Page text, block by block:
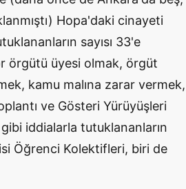
Hopa'daki cinayeti
sayısı 33'e
örgütü üyesi olmak, örgüt
kamu malına zarar vermek,
ve Gösteri Yürüyüşleri
gibi iddialarla tutuklananların
Öğrenci Kolektifleri, biri de